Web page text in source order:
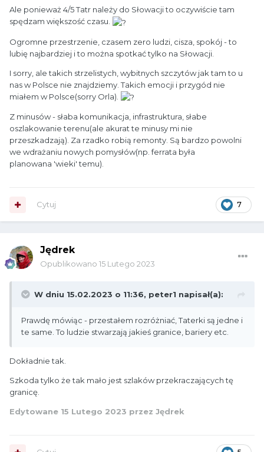
Ale ponieważ 4/5 Tatr należy do Słowacji to oczywiście tam
spędzam większość czasu.
Ogromne przestrzenie, czasem zero ludzi, cisza, spokój - to
lubię najbardziej i to można spotkać tylko na Słowacji.
I sorry, ale takich strzelistych, wybitnych szczytów jak tam to u
nas w Polsce nie znajdziemy. Takich emocji i przygód nie
miałem w Polsce(sorry Orla).
Z minusów - słaba komunikacja, infrastruktura, słabe
oszlakowanie terenu(ale akurat te minusy mi nie
przeszkadzają). Za rzadko robią remonty. Są bardzo powolni
we wdrażaniu nowych pomysłów(np. ferrata była
planowana 'wieki' temu).
7
Cytuj
Jędrek
Opublikowano 15 Lutego 2023
W dniu 15.02.2023 o 11:36, peter1 napisał(a):
Prawdę mówiąc - przestałem rozróżniać, Taterki są jedne i
te same. To ludzie stwarzają jakieś granice, bariery etc.
Dokładnie tak.
Szkoda tylko że tak mało jest szlaków przekraczających tę
granicę.
Edytowane 15 Lutego 2023 przez Jędrek